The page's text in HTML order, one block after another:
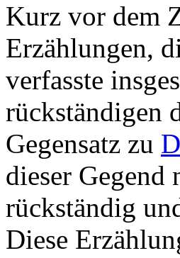
Kurz vor dem
Erzählungen,
verfasste
rückständigen
Gegensatz zu
dieser
rückständig
Diese